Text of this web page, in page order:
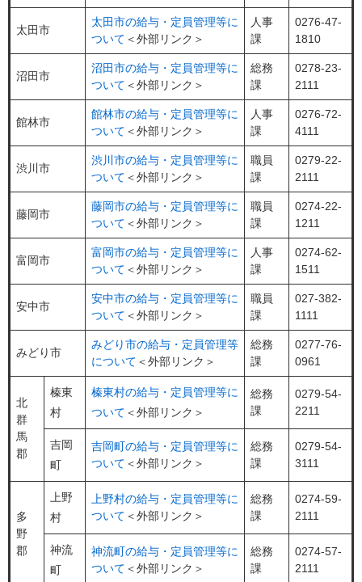
太田市
太田市の給与・定員管理等に
ついて ＜外部リンク＞
人事
課
0276-47-
1810
沼田市
沼田市の給与・定員管理等に
ついて ＜外部リンク＞
総務
課
0278-23-
2111
館林市
館林市の給与・定員管理等に
ついて ＜外部リンク＞
人事
課
0276-72-
4111
渋川市
渋川市の給与・定員管理等に
ついて ＜外部リンク＞
職員
課
0279-22-
2111
藤岡市
藤岡市の給与・定員管理等に
ついて ＜外部リンク＞
職員
課
0274-22-
1211
富岡市
富岡市の給与・定員管理等に
ついて ＜外部リンク＞
人事
課
0274-62-
1511
安中市
安中市の給与・定員管理等に
ついて ＜外部リンク＞
職員
課
027-382-
1111
みどり市
みどり市の給与・定員管理等
について ＜外部リンク＞
総務
課
0277-76-
0961
北
群
馬
郡
榛東
村
榛東村の給与・定員管理等に
ついて ＜外部リンク＞
総務
課
0279-54-
2211
吉岡
町
吉岡町の給与・定員管理等に
ついて ＜外部リンク＞
総務
課
0279-54-
3111
多
野
郡
上野
村
上野村の給与・定員管理等に
ついて ＜外部リンク＞
総務
課
0274-59-
2111
神流
町
神流町の給与・定員管理等に
ついて ＜外部リンク＞
総務
課
0274-57-
2111